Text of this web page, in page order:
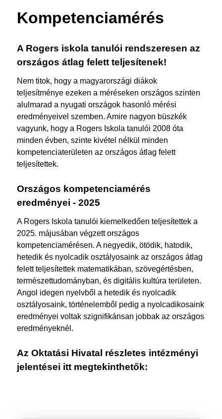
Kompetenciamérés
A Rogers iskola tanulói rendszeresen az
országos átlag felett teljesítenek!
Nem titok, hogy a magyarországi diákok
teljesítménye ezeken a méréseken országos szinten
alulmarad a nyugati országok hasonló mérési
eredményeivel szemben. Amire nagyon büszkék
vagyunk, hogy a Rogers Iskola tanulói 2008 óta
minden évben, szinte kivétel nélkül minden
kompetenciaterületen az országos átlag felett
teljesítettek.
Országos kompetenciamérés
eredményei - 2025
A Rogers Iskola tanulói kiemelkedően teljesítettek a
2025. májusában végzett országos
kompetenciamérésen. A negyedik, ötödik, hatodik,
hetedik és nyolcadik osztályosaink az országos átlag
felett teljesítettek matematikában, szövegértésben,
természettudományban, és digitális kultúra területen.
Angol idegen nyelvből a hetedik és nyolcadik
osztályosaink, történelemből pedig a nyolcadikosaink
eredményei voltak szignifikánsan jobbak az országos
eredményeknél.
Az Oktatási Hivatal részletes intézményi
jelentései itt megtekinthetők: